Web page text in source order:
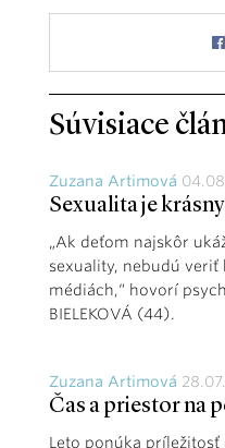
Súvisiace
Zuzana Artimová
Sexualita je
„Ak deťom najskôr
sexuality, nebudú
médiách,“ hovorí
BIELEKOVÁ (44).
Zuzana Artimová
Čas a priestor na
Leto ponúka príležitosť